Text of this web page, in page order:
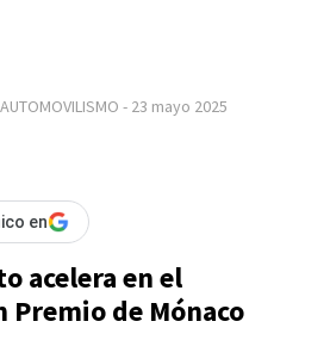
AUTOMOVILISMO - 23 mayo 2025
en
acelera en el
Premio de Mónaco